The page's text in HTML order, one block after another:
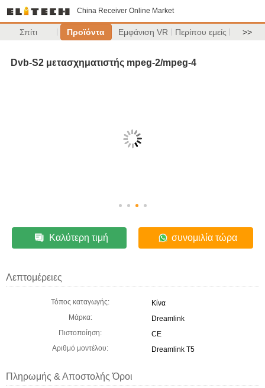
China Receiver Online Market
Σπίτι Προϊόντα Εμφάνιση VR Περίπου εμείς >>
Dvb-S2 μετασχηματιστής mpeg-2/mpeg-4
Καλύτερη τιμή συνομιλία τώρα
Λεπτομέρειες
Τόπος καταγωγής:
Κίνα
Μάρκα:
Dreamlink
Πιστοποίηση:
CE
Αριθμό μοντέλου:
Dreamlink T5
Πληρωμής & Αποστολής Όροι